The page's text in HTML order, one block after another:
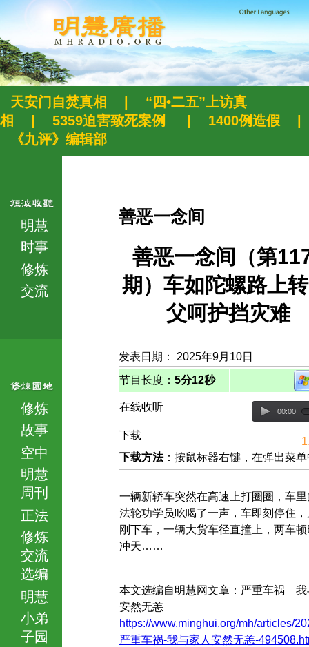
天安门自焚真相
“四•二五”上访真
相
5359迫害致死案例 1400例造假
《九评》编辑部
明慧
时事
修炼
交流
修炼
故事
空中
明慧
周刊
正法
修炼
交流
选编
明慧
小弟
子园
善恶一念间
善恶一念间（第
期）车如陀螺路上
父呵护挡灾难
发表日期： 2025年9月10日
节目长度： 5分12秒
在线收听 00:00
下载
下载方法：按鼠标器右键，在弹出菜
一辆新轿车突然在高速上打圈圈，车
法轮功学员吆喝了一声，车即刻停住
刚下车，一辆大货车径直撞上，两车
冲天……
本文选编自明慧网文章：严重车祸 我
安然无恙
https://www.minghui.org/mh/articles/
严重车祸-我与家人安然无恙-